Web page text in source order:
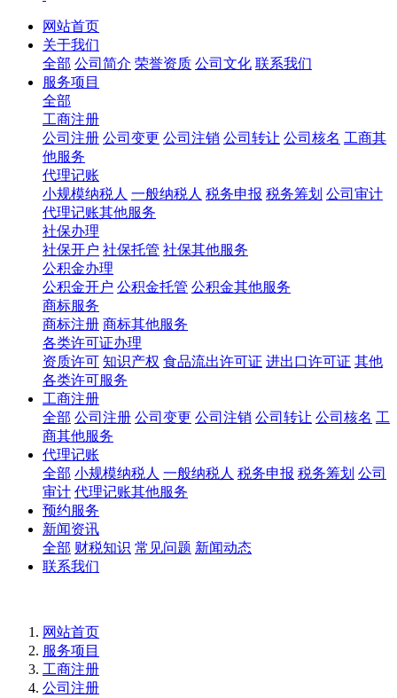
网站首页
关于我们
全部 公司简介 荣誉资质 公司文化 联系我们
服务项目
全部
工商注册
公司注册 公司变更 公司注销 公司转让 公司核名 工商其
他服务
代理记账
小规模纳税人 一般纳税人 税务申报 税务筹划 公司审计
代理记账其他服务
社保办理
社保开户 社保托管 社保其他服务
公积金办理
公积金开户 公积金托管 公积金其他服务
商标服务
商标注册 商标其他服务
各类许可证办理
资质许可 知识产权 食品流出许可证 进出口许可证 其他
各类许可服务
工商注册
全部 公司注册 公司变更 公司注销 公司转让 公司核名 工
商其他服务
代理记账
全部 小规模纳税人 一般纳税人 税务申报 税务筹划 公司
审计 代理记账其他服务
预约服务
新闻资讯
全部 财税知识 常见问题 新闻动态
联系我们
网站首页
服务项目
工商注册
公司注册